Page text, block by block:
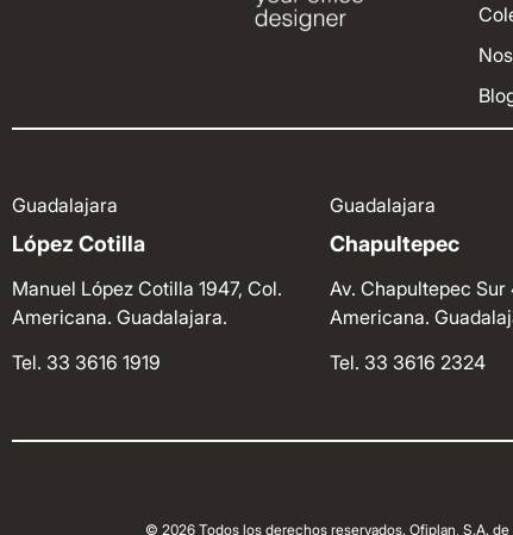
Guadalajara
López Cotilla
Manuel López Cotilla 1947, Col.
Americana. Guadalajara.
Tel. 33 3616 1919
Guadalajara
Chapultepec
Av. Chapultepec Sur
Americana.
Tel. 33 3616 2324
© 2026 Todos los derechos reservados. Ofiplan, S.A. de